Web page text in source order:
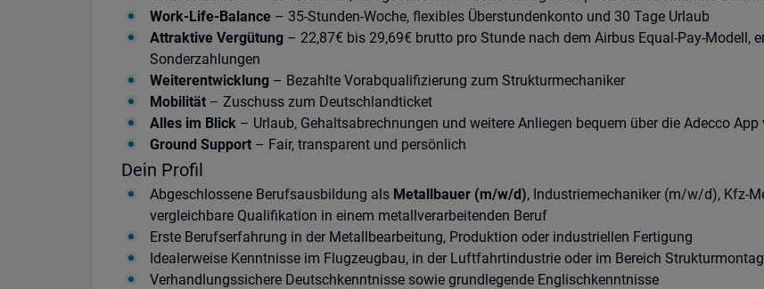
Work-Life-Balance – 35-Stunden-Woche, flexibles Überstundenkonto und 30 Tage Urlaub
Attraktive Vergütung – 22,87€ bis 29,69€ brutto pro Stunde nach dem Airbus Equal-Pay-Modell,
Sonderzahlungen
Weiterentwicklung – Bezahlte Vorabqualifizierung zum Strukturmechaniker
Mobilität – Zuschuss zum Deutschlandticket
Alles im Blick – Urlaub, Gehaltsabrechnungen und weitere Anliegen bequem über die Adecco App
Ground Support – Fair, transparent und persönlich
Dein Profil
Abgeschlossene Berufsausbildung als Metallbauer (m/w/d), Industriemechaniker (m/w/d), Kfz-
vergleichbare Qualifikation in einem metallverarbeitenden Beruf
Erste Berufserfahrung in der Metallbearbeitung, Produktion oder industriellen Fertigung
Idealerweise Kenntnisse im Flugzeugbau, in der Luftfahrtindustrie oder im Bereich
Verhandlungssichere Deutschkenntnisse sowie grundlegende Englischkenntnisse